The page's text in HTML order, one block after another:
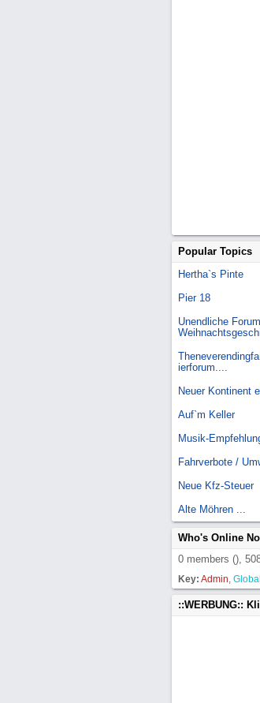
Popular Topics
Hertha`s Pinte
Pier 18
Unendliche
ierforum....
Neuer Kontinent
Auf`m Keller
Musik-
Fahrverbote /
Neue Kfz-Steuer
Alte Möhren ...
Who's Online
0 members (),
Key: Admin,
::WERBUNG::